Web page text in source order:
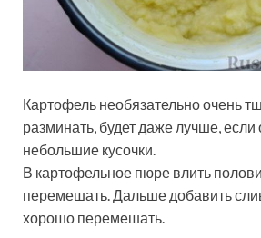
Картофель необязательно очень
разминать, будет даже лучше, если
небольшие кусочки.
В картофельное пюре влить
перемешать. Дальше добавить
хорошо перемешать.